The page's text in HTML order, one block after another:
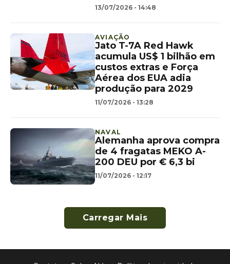
13/07/2026 - 14:48
AVIAÇÃO
Jato T-7A Red Hawk
acumula US$ 1 bilhão em
custos extras e Força
Aérea dos EUA adia
produção para 2029
11/07/2026 - 13:28
NAVAL
Alemanha aprova compra
de 4 fragatas MEKO A-
200 DEU por € 6,3 bi
11/07/2026 - 12:17
Carregar Mais